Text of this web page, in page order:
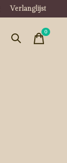
Verlanglijst
0items